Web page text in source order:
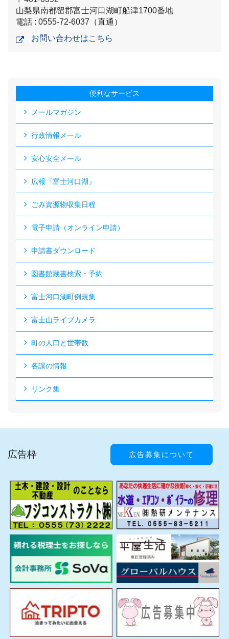
山梨県南都留郡富士河口湖町船津1700番地
電話 : 0555-72-6037（直通）
お問い合わせはこちら
便利なサービス
メールマガジン
行政情報メール
安心安全メール
広報『富士河口湖』
ごみ資源物収集日程
電子申請（オンライン申請）
申請書ダウンロード
図書館蔵書検索・予約
富士河口湖町例規集
富士山ライブカメラ
町の人口と世帯数
各課の情報
リンク集
広告枠 広告募集について